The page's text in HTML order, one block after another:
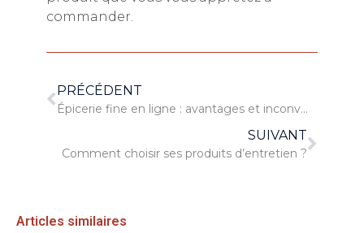
commander.
PRÉCÉDENT
Épicerie fine en ligne : avantages et inconvénients
SUIVANT
Comment choisir ses produits d’entretien ?
Articles similaires